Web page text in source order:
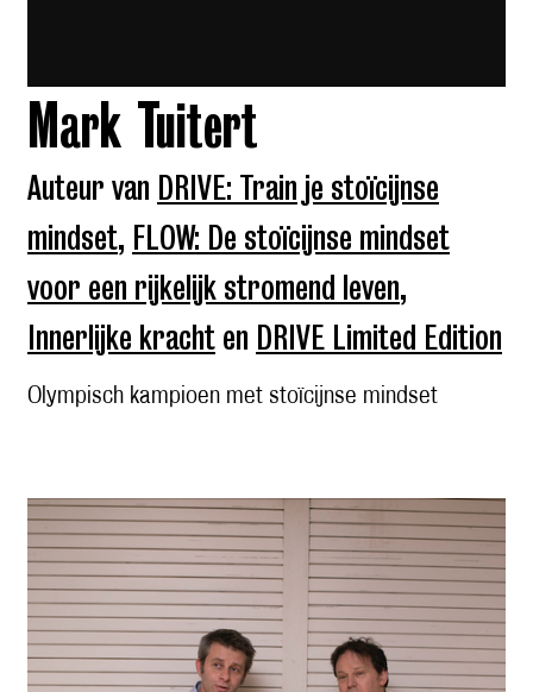
Mark Tuitert
Auteur van DRIVE: Train je stoïcijnse
mindset, FLOW: De stoïcijnse mindset
voor een rijkelijk stromend leven,
Innerlijke kracht en DRIVE Limited Edition
Olympisch kampioen met stoïcijnse mindset